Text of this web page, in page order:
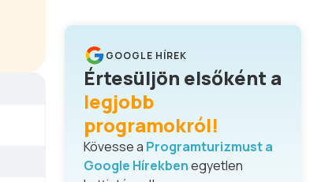
GOOGLE HÍREK
Értesüljön elsőként a
legjobb
programokról!
Kövesse a Programturizmust a
Google Hírekbenegyetlen